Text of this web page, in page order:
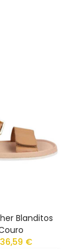
Blanditos
36,59 €